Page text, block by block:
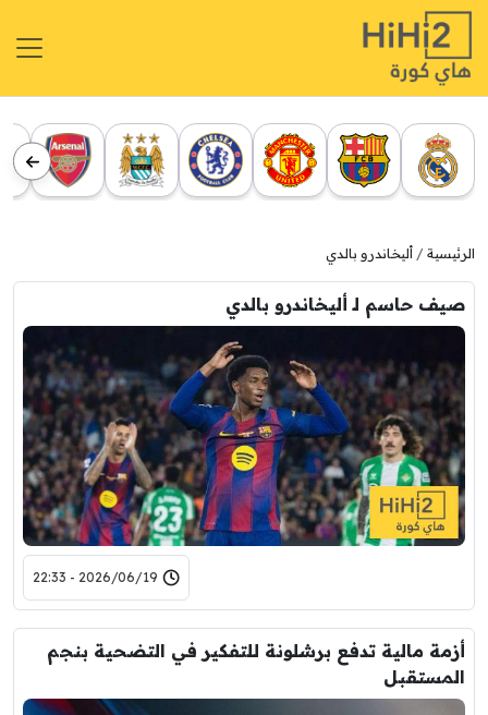
الرئيسية أليخاندرو بالدي
صيف حاسم لـ أليخاندرو بالدي
2026/06/19 - 22:33
أزمة مالية تدفع برشلونة للتفكير في التضحية بنجم
المستقبل